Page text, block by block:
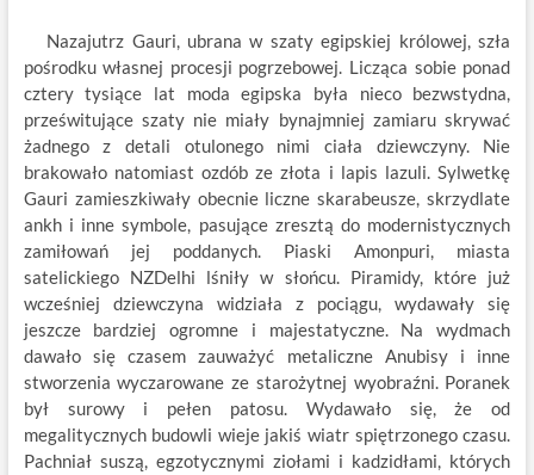
Nazajutrz Gauri, ubrana w szaty egipskiej królowej, szła
pośrodku własnej procesji pogrzebowej. Licząca sobie ponad
cztery tysiące lat moda egipska była nieco bezwstydna,
prześwitujące szaty nie miały bynajmniej zamiaru skrywać
żadnego z detali otulonego nimi ciała dziewczyny. Nie
brakowało natomiast ozdób ze złota i lapis lazuli. Sylwetkę
Gauri zamieszkiwały obecnie liczne skarabeusze, skrzydlate
ankh i inne symbole, pasujące zresztą do modernistycznych
zamiłowań jej poddanych. Piaski Amonpuri, miasta
satelickiego NZDelhi lśniły w słońcu. Piramidy, które już
wcześniej dziewczyna widziała z pociągu, wydawały się
jeszcze bardziej ogromne i majestatyczne. Na wydmach
dawało się czasem zauważyć metaliczne Anubisy i inne
stworzenia wyczarowane ze starożytnej wyobraźni. Poranek
był surowy i pełen patosu. Wydawało się, że od
megalitycznych budowli wieje jakiś wiatr spiętrzonego czasu.
Pachniał suszą, egzotycznymi ziołami i kadzidłami, których